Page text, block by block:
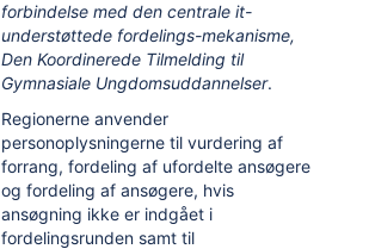
forbindelse med den centrale it-
understøttede fordelings-mekanisme,
Den Koordinerede Tilmelding til
Gymnasiale Ungdomsuddannelser.
Regionerne anvender
personoplysningerne til vurdering af
forrang, fordeling af ufordelte ansøgere
og fordeling af ansøgere, hvis
ansøgning ikke er indgået i
fordelingsrunden samt til